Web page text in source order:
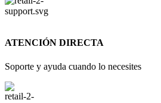
ATENCIÓN DIRECTA
Soporte y ayuda cuando lo necesites